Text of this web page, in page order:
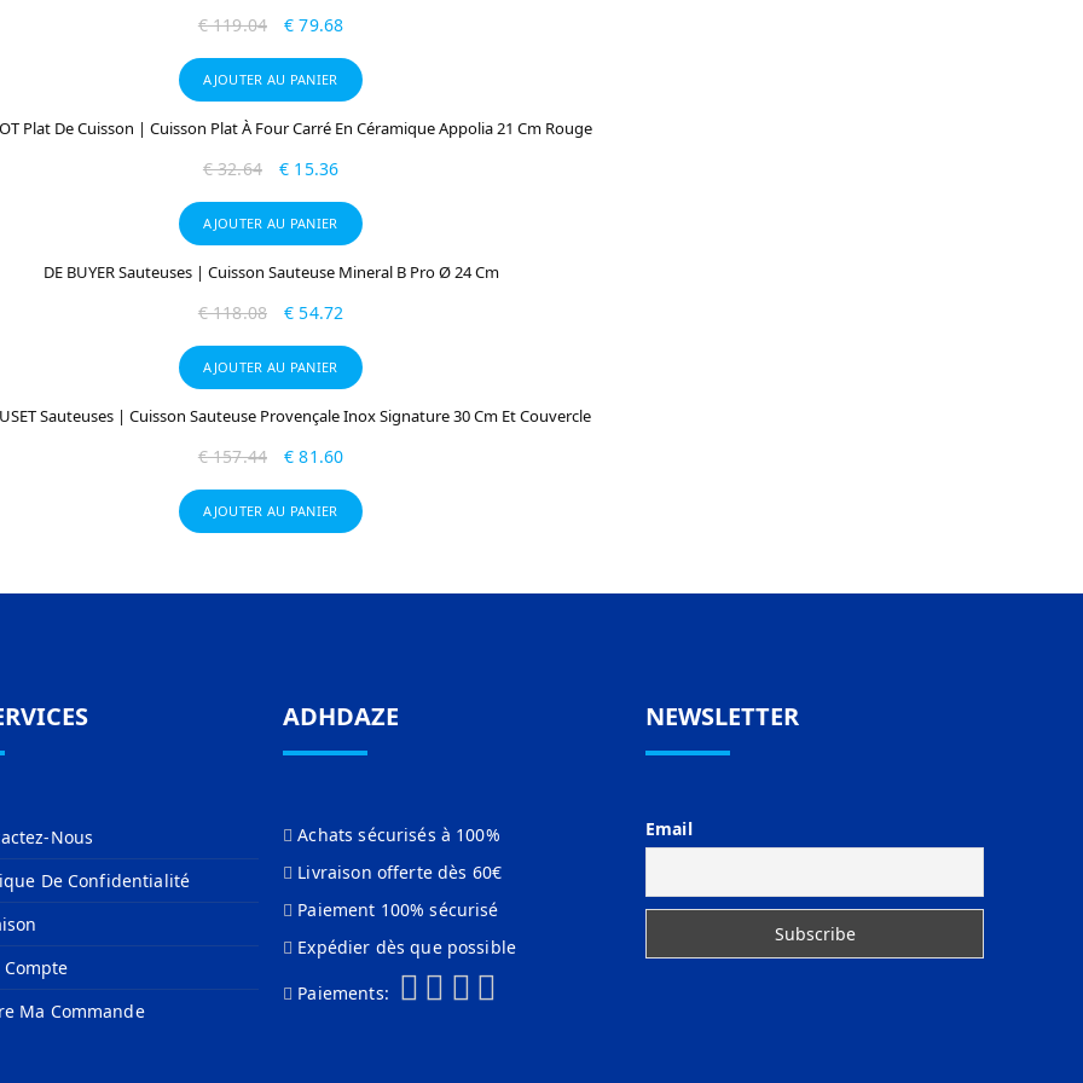
€119.04 € 79.68
AJOUTER AU PANIER
Plat De Cuisson | Cuisson Plat À Four Carré En Céramique Appolia 21 Cm Rouge
€32.64 € 15.36
AJOUTER AU PANIER
DE BUYER Sauteuses | Cuisson Sauteuse Mineral B Pro Ø 24 Cm
€118.08 € 54.72
AJOUTER AU PANIER
Sauteuses | Cuisson Sauteuse Provençale Inox Signature 30 Cm Et Couvercle
€157.44 € 81.60
AJOUTER AU PANIER
Nous
De Confidentialité
Ma Commande
ADHDAZE
Achats sécurisés à 100%
Livraison offerte dès 60€
Paiement 100% sécurisé
Expédier dès que possible
Paiements:
NEWSLETTER
Email